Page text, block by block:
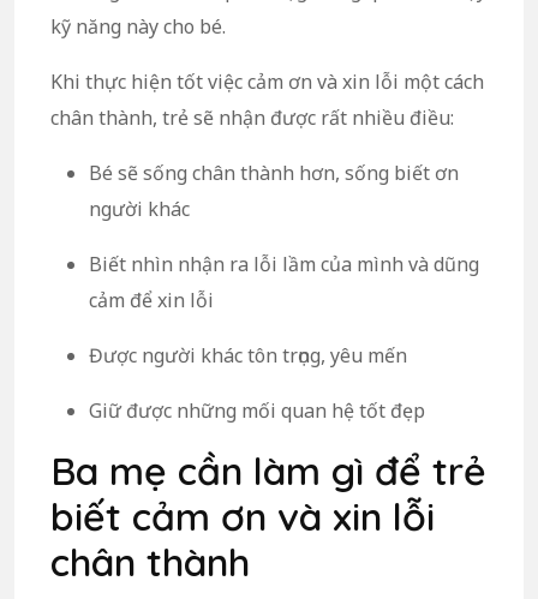
kỹ năng này cho bé.
Khi thực hiện tốt việc cảm ơn và xin lỗi một cách
chân thành, trẻ sẽ nhận được rất nhiều điều:
Bé sẽ sống chân thành hơn, sống biết ơn
người khác
Biết nhìn nhận ra lỗi lầm của mình và dũng
cảm để xin lỗi
Được người khác tôn trọng, yêu mến
Giữ được những mối quan hệ tốt đẹp
Ba mẹ cần làm gì để trẻ
biết cảm ơn và xin lỗi
chân thành